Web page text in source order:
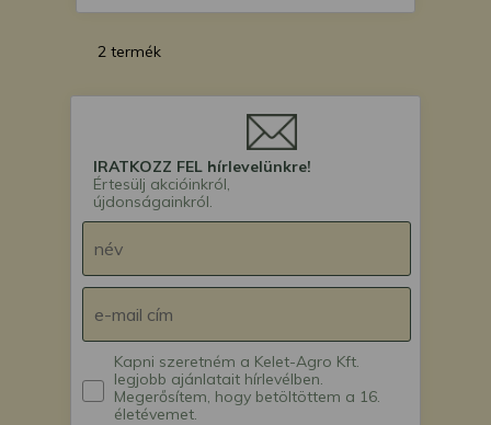
2 termék
IRATKOZZ FEL hírlevelünkre!
Értesülj akcióinkról,
újdonságainkról.
Kapni szeretném a Kelet-Agro Kft.
legjobb ajánlatait hírlevélben.
Megerősítem, hogy betöltöttem a 16.
életévemet.